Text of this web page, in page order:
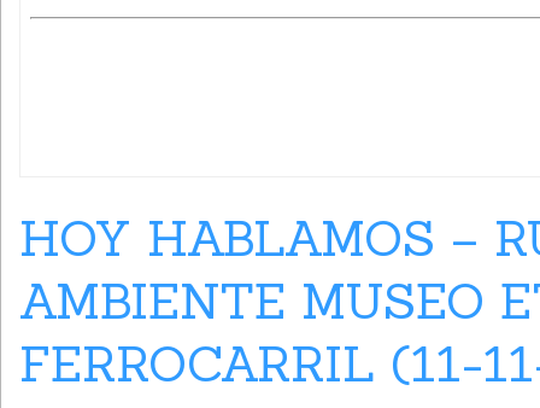
HOY HABLAMOS –
AMBIENTE MUSEO
FERROCARRIL (11-